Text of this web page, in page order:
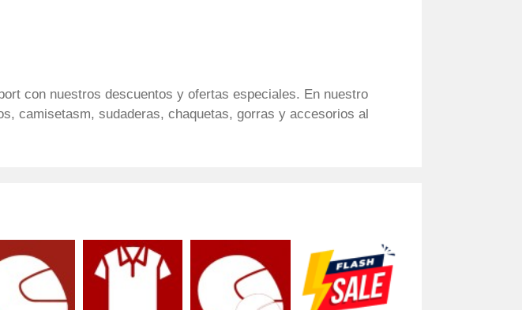
con nuestros descuentos y ofertas especiales. En nuestro
camisetasm, sudaderas, chaquetas, gorras y accesorios al